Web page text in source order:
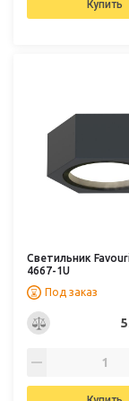
Купить
Светильник
4667-1U
Под заказ